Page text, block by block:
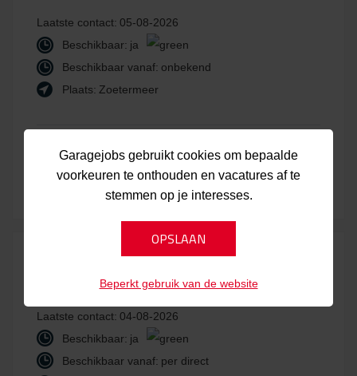
Laatste contact: 05-08-2026
Beschikbaar: ja
Beschikbaar vanaf: onbekend
Plaats: Zoetermeer
Laatst bijgewerkt:
05-08-2026
Bekijk kandidaat
Laatste contact: 04-08-2026
Beschikbaar: ja
Beschikbaar vanaf: per direct
Garagejobs gebruikt cookies om bepaalde
voorkeuren te onthouden en vacatures af te
stemmen op je interesses.
Beperkt gebruik van de website